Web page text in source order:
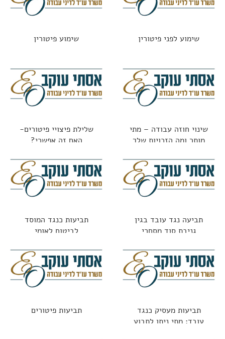
שימוע לפני פיטורין שימוע פיטורין
שינוי חוזה עבודה – מתי
מותר ומה הזכויות שלך
שלילת פיצויי פיטורים-
האם זה אפשרי?
תביעה נגד עובד בגין
גניבת סוד מסחרי
תביעות כנגד המוסד
לביטוח לאומי
תביעות מעסיק כנגד
עובד: מתי ניתן לתבוע
תביעות פיטורים